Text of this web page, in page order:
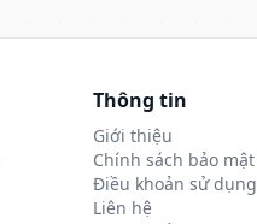
Thông tin
Giới thiệu
Chính sách bảo mật
Điều khoản sử dụng
Liên hệ